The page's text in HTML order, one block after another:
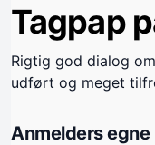
Tagpap
Rigtig god dialog
udført og meget
Anmelders egne